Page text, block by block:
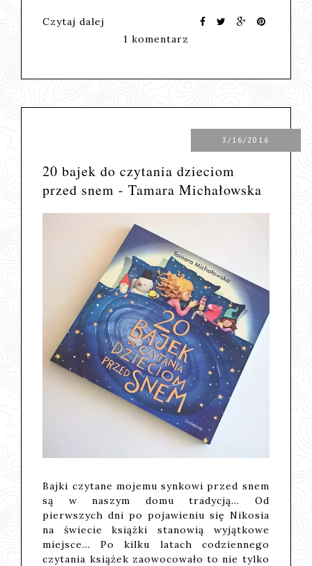
Czytaj dalej
1 komentarz
3/16/2016
20 bajek do czytania dzieciom
przed snem - Tamara Michałowska
Bajki czytane mojemu synkowi przed snem
są w naszym domu tradycją... Od
pierwszych dni po pojawieniu się Nikosia
na świecie książki stanowią wyjątkowe
miejsce... Po kilku latach codziennego
czytania książek zaowocowało to nie tylko